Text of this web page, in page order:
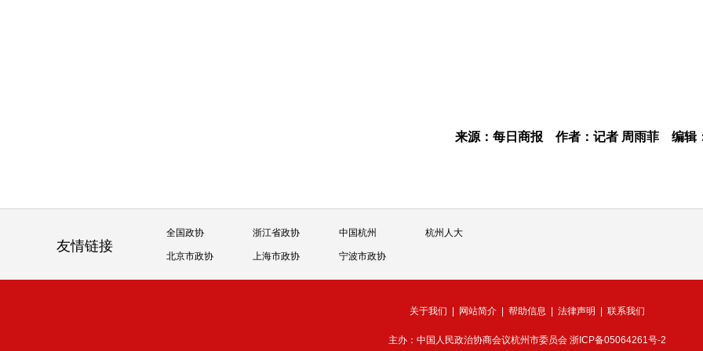
来源：每日商报 作者：记者 周雨菲 编辑
友情链接
全国政协 浙江省政协 中国杭州 杭州人大
北京市政协 上海市政协 宁波市政协
关于我们 网站简介 帮助信息 法律声明 联系我们
主办：中国人民政治协商会议杭州市委员会 浙ICP备05064261号-2